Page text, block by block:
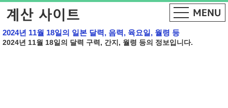
2024년 11월 18일의 일본 달력, 음력, 육요일, 월령 등
2024년 11월 18일의 달력 구력, 간지, 월령 등의 정보입니다.